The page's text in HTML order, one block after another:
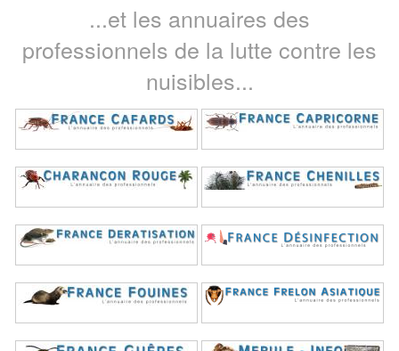
...et les annuaires des
professionnels de la lutte contre les
nuisibles...